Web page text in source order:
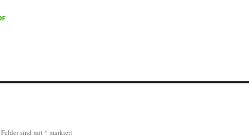
sind mit * markiert